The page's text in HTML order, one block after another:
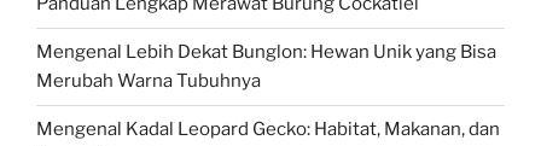
Mengenal Lebih Dekat Bunglon: Hewan Unik yang Bisa
Merubah Warna Tubuhnya
Mengenal Kadal Leopard Gecko: Habitat, Makanan, dan